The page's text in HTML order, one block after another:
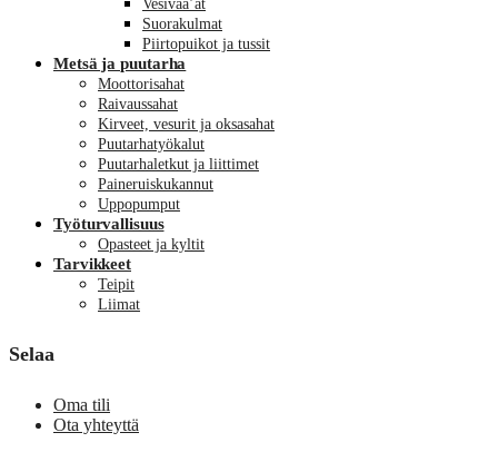
Vesivaa’at
Suorakulmat
Piirtopuikot ja tussit
Metsä ja puutarha
Moottorisahat
Raivaussahat
Kirveet, vesurit ja oksasahat
Puutarhatyökalut
Puutarhaletkut ja liittimet
Paineruiskukannut
Uppopumput
Työturvallisuus
Opasteet ja kyltit
Tarvikkeet
Teipit
Liimat
Selaa
Oma tili
Ota yhteyttä